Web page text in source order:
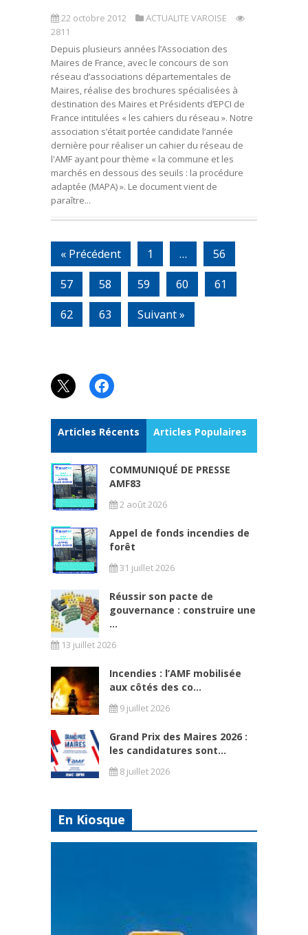
22 octobre 2012
ACTUALITE VAROISE
2811
Depuis plusieurs années l’Association des
Maires de France, avec le concours de son
réseau d’associations départementales de
Maires, réalise des brochures spécialisées à
destination des Maires et Présidents d’EPCI de
France intitulées « les cahiers du réseau ». Notre
association s’était portée candidate l’année
dernière pour réaliser un cahier du réseau de
l'AMF ayant pour thème « la commune et les
marchés en dessous des seuils : la procédure
adaptée (MAPA) ». Le document vient de
paraître...
« Précédent 1 …
56
57
58 59 60
61
62
63 Suivant »
X Facebook
Articles Récents Articles Populaires
COMMUNIQUÉ DE PRESSE
AMF83
2 août 2026
Appel de fonds incendies de
forêt
31 juillet 2026
Réussir son pacte de
gouvernance : construire une
...
13 juillet 2026
Incendies : l’AMF mobilisée
aux côtés des co...
9 juillet 2026
Grand Prix des Maires 2026 :
les candidatures sont...
8 juillet 2026
En Kiosque